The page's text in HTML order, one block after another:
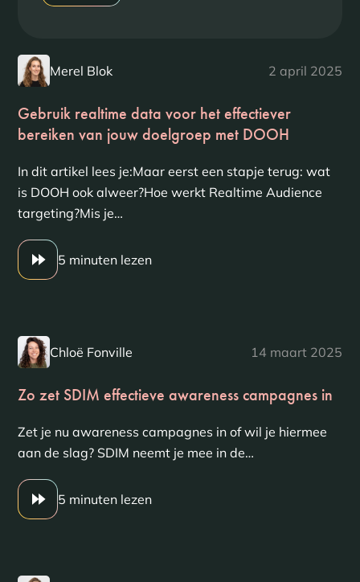
Merel Blok 2 april 2025
Gebruik realtime data voor het effectiever
bereiken van jouw doelgroep met DOOH
In dit artikel lees je:Maar eerst een stapje terug: wat
is DOOH ook alweer?Hoe werkt Realtime Audience
targeting?Mis je…
5 minuten lezen
Chloë Fonville 14 maart 2025
Zo zet SDIM effectieve awareness campagnes in
Zet je nu awareness campagnes in of wil je hiermee
aan de slag? SDIM neemt je mee in de…
5 minuten lezen